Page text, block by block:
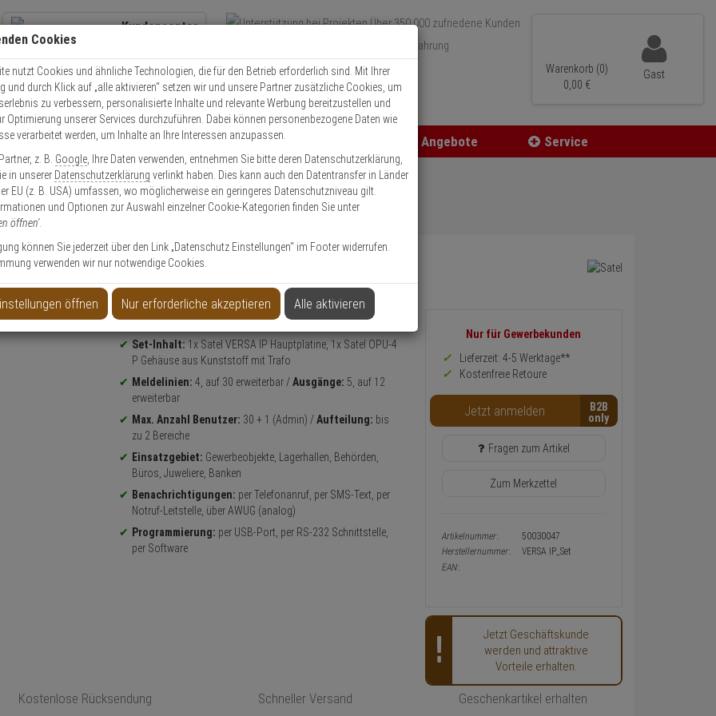
Kundencenter
Kontaktservice nutzen
Mo. - Do.: 8:00 - 16:30 Fr. 8:00 - 14:00 Uhr
Über 350.000 zufriedene Kunden
Über 15 Jahre Erfahrung
Schneller Versand
Warenkorb (0)
0, 00 €
Gast
Zutritt Einbruch Angebote Service
Alarmzentrale, GSM/IP, Grad-2
IP, Grad-2
Produktinformationen
Alarmzentrale + GSM-/IP-Modul (nach EN 50131 Grad 2)
Set-Inhalt: 1x Satel VERSA IP Hauptplatine, 1x Satel OPU-4
P Gehäuse aus Kunststoff mit Trafo
Meldelinien: 4, auf 30 erweiterbar /Ausgänge: 5, auf 12
erweiterbar
Max. Anzahl Benutzer: 30 + 1 (Admin) /Aufteilung: bis
zu 2 Bereiche
Einsatzgebiet: Gewerbeobjekte, Lagerhallen, Behörden,
Büros, Juweliere, Banken
Benachrichtigungen: per Telefonanruf, per SMS-Text, per
Notruf-Leitstelle, über AWUG (analog)
Programmierung: per USB-Port, per RS-232 Schnittstelle,
per Software
Informationen
Preis,
Verfügbakeit
Warenkorb-
oder
Konfigurieren-
Nur für Gewerbekunden
Lieferzeit: 4-5 Werktage**
Kostenfreie Retoure
Jetzt anmelden B2B
Fragen zum Artikel
Zum Merkzettel
Artikelnummer:
50030047
Herstellernummer:
VERSA IP_Set
EAN:
Jetzt Geschäftskunde
werden und attraktive
Vorteile erhalten.
Kostenlose Rücksendung Schneller Versand Geschenkartikel erhalten
Cookies
nutzt Cookies und ähnliche Technologien, die für den Betrieb erforderlich sind. Mit Ihrer
und durch Klick auf „alle aktivieren“ setzen wir und unsere Partner zusätzliche Cookies, um
zu verbessern, personalisierte Inhalte und relevante Werbung bereitzustellen und
Optimierung unserer Services durchzuführen. Dabei können personenbezogene Daten wie
verarbeitet werden, um Inhalte an Ihre Interessen anzupassen.
z. B. Google , Ihre Daten verwenden, entnehmen Sie bitte deren Datenschutzerklärung,
in unserer Datenschutzerklärung verlinkt haben. Dies kann auch den Datentransfer in Länder
EU (z. B. USA) umfassen, wo möglicherweise ein geringeres Datenschutzniveau gilt.
und Optionen zur Auswahl einzelner Cookie-Kategorien finden Sie unter
öffnen'.
können Sie jederzeit über den Link „Datenschutz Einstellungen“ im Footer widerrufen.
verwenden wir nur notwendige Cookies.
öffnen Nur erforderliche akzeptieren Alle aktivieren